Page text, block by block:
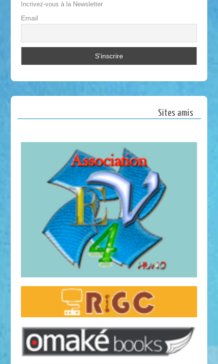
Incrivez-vous à la Newsletter
Email
Sites amis